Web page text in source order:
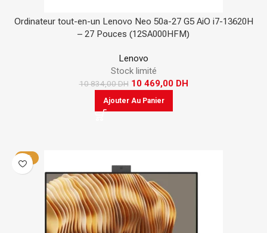
Ordinateur tout-en-un Lenovo Neo 50a-27 G5 AiO i7-13620H
– 27 Pouces (12SA000HFM)
Lenovo
Stock limité
10 834,00DH 10 469,00 DH
Ajouter Au Panier
-4%